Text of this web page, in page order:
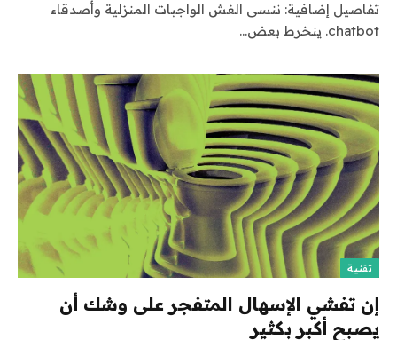
تفاصيل إضافية: ننسى الغش الواجبات المنزلية وأصدقاء
chatbot. ينخرط بعض…
تقنية
إن تفشي الإسهال المتفجر على وشك أن
يصبح أكبر بكثير